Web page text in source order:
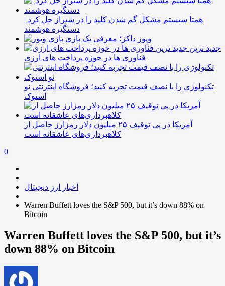
همتا سیستم مشکل گم شدن کلید را در شیراز حل کرد |
دستگیره هوشمند
ویوز داکز؛ معرفی یک بازی
جدید ترین
فناوری ها در حوزه پرداخت های ارزی
تکنولوژی را با نصف قیمت تجربه کنید؛ فروشگاه اینترنتی نو
استوک
آمریکا در پی توقیف ۲۵ میلیون دلار رمزارز حاصل از
کلاهبرداری‌های عاشقانه است
0
اخبار ارز دیجیتال
Warren Buffett loves the S&P 500, but it’s down 88% on
Bitcoin
Warren Buffett loves the S&P 500, but it’s
down 88% on Bitcoin